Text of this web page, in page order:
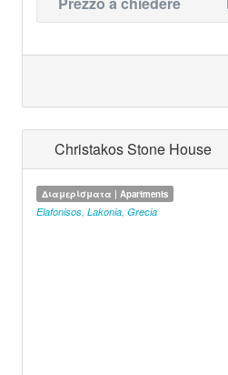
Christakos Stone House
Διαμερίσματα | Apartments
Elafonisos Lakonia Grecia